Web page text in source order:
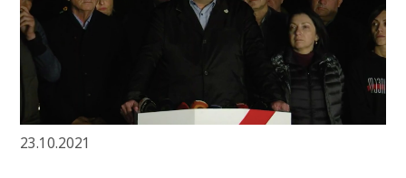
23.10.2021